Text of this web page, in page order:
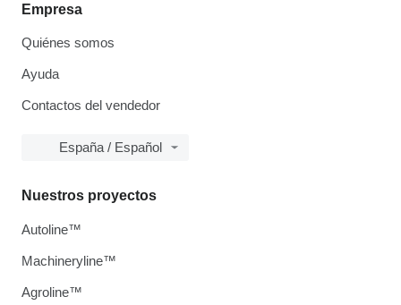
Empresa
Quiénes somos
Ayuda
Contactos del vendedor
España / Español
Nuestros proyectos
Autoline™
Machineryline™
Agroline™